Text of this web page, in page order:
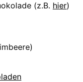
(z.B. hier)